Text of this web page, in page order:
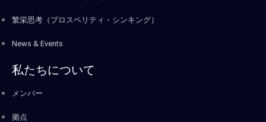
繁栄思考（プロスペリティ・シンキング）
News & Events
私たちについて
メンバー
拠点